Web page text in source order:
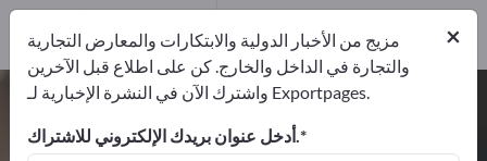
شاشات عرض – اعثر على الشركات
المصنعة والموردين
من المصنعين1
موزعون 1 ×
مزيج من الأخبار الدولية والابتكارات والمعارض التجارية
والتجارة في الداخل والخارج. كن على اطلاع قبل الآخرين
واشترك الآن في النشرة الإخبارية لـ Exportpages.
أدخل عنوان بريدك الإلكتروني للاشتراك.